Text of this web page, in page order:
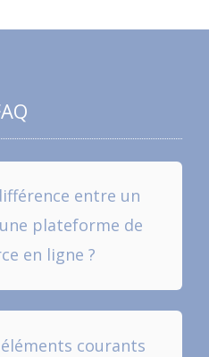
entre un
plateforme de
en ligne ?
courants